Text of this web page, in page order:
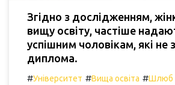
Згідно з дослідженням,
вищу освіту, частіше
успішним чоловікам, які не
диплома.
#Університет #Вища освіта #Шлюб